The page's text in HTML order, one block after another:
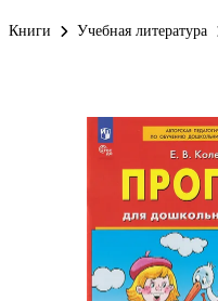
Книги Учебная литература